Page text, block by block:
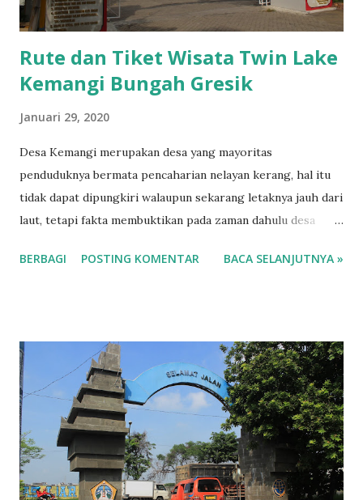
ke selokan dan ...
Rute dan Tiket Wisata Twin Lake
Kemangi Bungah Gresik
Januari 29, 2020
Desa Kemangi merupakan desa yang mayoritas
penduduknya bermata pencaharian nelayan kerang, hal itu
tidak dapat dipungkiri walaupun sekarang letaknya jauh dari
laut, tetapi fakta membuktikan pada zaman dahulu desa
dahulu terletak di pesisir laut. Wisata Desa Kemangi
dan berada di pesisir pantai maka dalam penyebaran agama
Islam Desa Kemangi merupakan desa dengan penyebaran
agama Islam yang tertua diwilayah Kecamatan Bungah,
bahkan masjid yang dibangun merupakan masjid tertua di
Bungah setelah Masjid Jami’ Kyai Gede Bungah. WISATA
TWIN LAKE Sejak 14 Oktober 2019 Desa Kemangi memiliki
tempat wisata yang unik, telaga desa yang sudah ada sejak
BERBAGI POSTING KOMENTAR BACA SELANJUTNYA »